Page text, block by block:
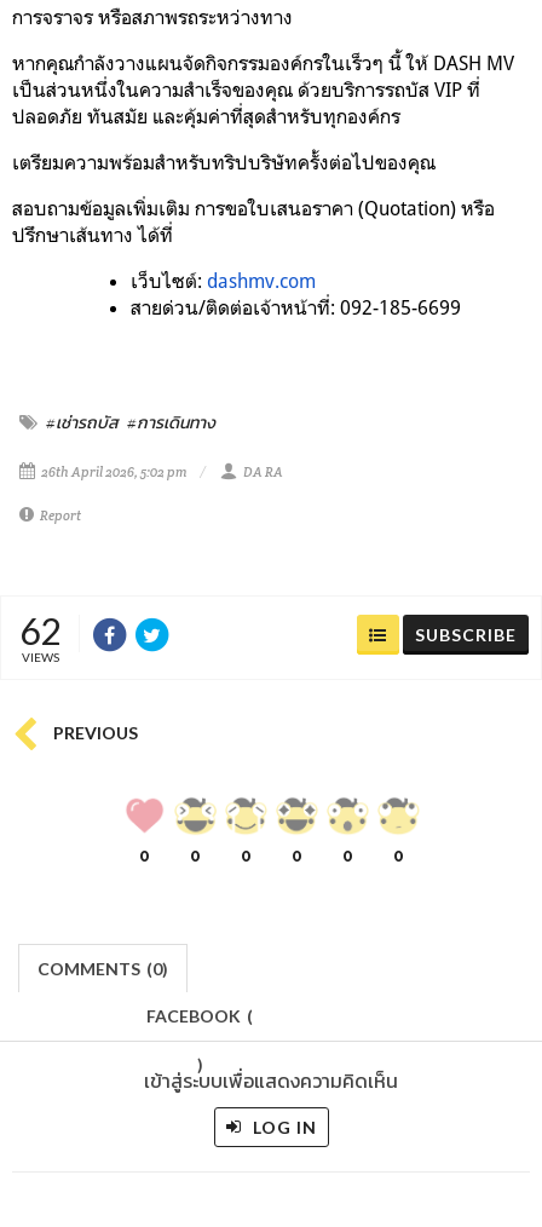
การจราจร หรือสภาพรถระหว่างทาง
หากคุณกำลังวางแผนจัดกิจกรรมองค์กรในเร็วๆ นี้ ให้ DASH MV
เป็นส่วนหนึ่งในความสำเร็จของคุณ ด้วยบริการรถบัส VIP ที่
ปลอดภัย ทันสมัย และคุ้มค่าที่สุดสำหรับทุกองค์กร
เตรียมความพร้อมสำหรับทริปบริษัทครั้งต่อไปของคุณ
สอบถามข้อมูลเพิ่มเติม การขอใบเสนอราคา (Quotation) หรือ
ปรึกษาเส้นทาง ได้ที่
เว็บไซต์: dashmv.com
สายด่วน/ติดต่อเจ้าหน้าที่: 092-185-6699
#เช่ารถบัส #การเดินทาง
26th April 2026, 5:02 pm DA RA
Report
62
VIEWS
SUBSCRIBE
PREVIOUS
0 0 0 0 0 0
COMMENTS (0)
FACEBOOK (
)
เข้าสู่ระบบเพื่อแสดงความคิดเห็น
LOG IN